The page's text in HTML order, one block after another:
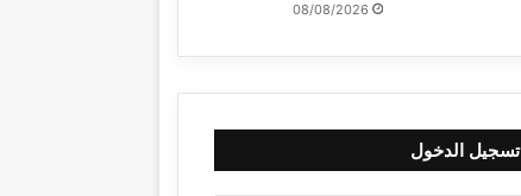
08/08/2026
تسجيل الدخول